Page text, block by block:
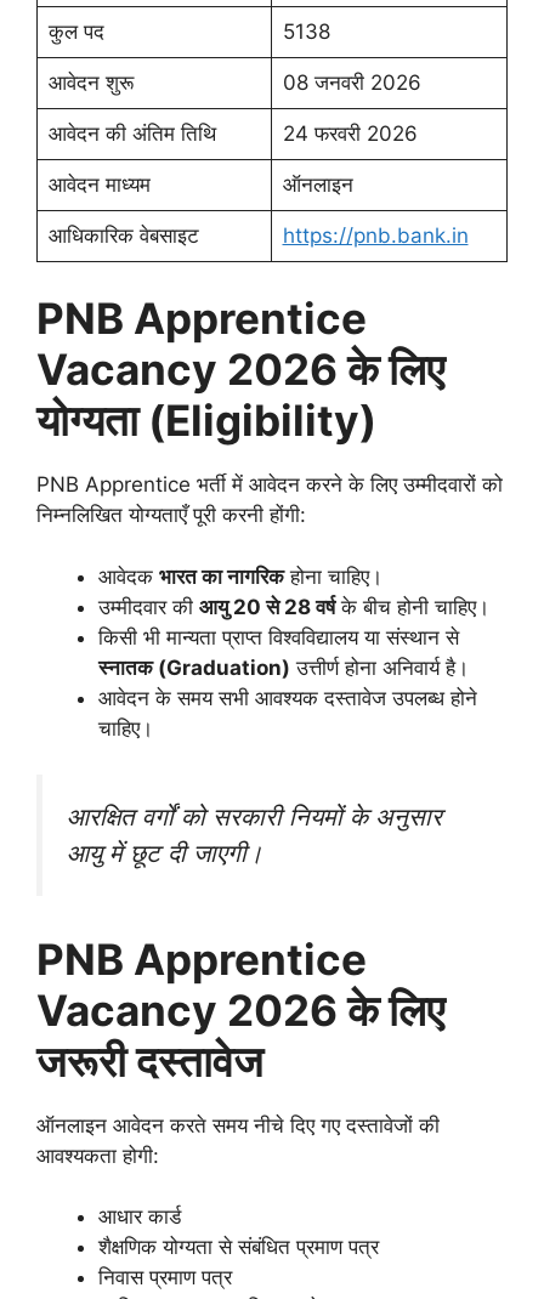
कुल पद 5138
आवेदन शुरू 08 जनवरी 2026
आवेदन की अंतिम तिथि 24 फरवरी 2026
आवेदन माध्यम ऑनलाइन
आधिकारिक वेबसाइट https://pnb.bank.in
PNB Apprentice
Vacancy 2026 के लिए
योग्यता (Eligibility)
PNB Apprentice भर्ती में आवेदन करने के लिए उम्मीदवारों को
निम्नलिखित योग्यताएँ पूरी करनी होंगी:
आवेदक भारत का नागरिकहोना चाहिए।
उम्मीदवार की आयु 20 से 28 वर्षके बीच होनी चाहिए।
किसी भी मान्यता प्राप्त विश्वविद्यालय या संस्थान से
स्नातक (Graduation) उत्तीर्ण होना अनिवार्य है।
आवेदन के समय सभी आवश्यक दस्तावेज उपलब्ध होने
चाहिए।
आरक्षित वर्गों को सरकारी नियमों के अनुसार
आयु में छूट दी जाएगी।
PNB Apprentice
Vacancy 2026 के लिए
जरूरी दस्तावेज
ऑनलाइन आवेदन करते समय नीचे दिए गए दस्तावेजों की
आवश्यकता होगी:
आधार कार्ड
शैक्षणिक योग्यता से संबंधित प्रमाण पत्र
निवास प्रमाण पत्र